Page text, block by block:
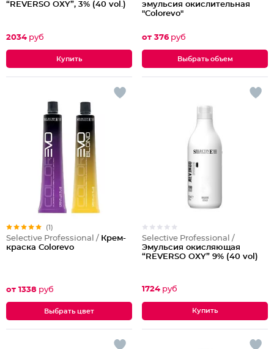
“REVERSO OXY”, 3% (40 vol.)
2034 руб
эмульсия окислительная
"Colorevo"
от 376 руб
Выбрать объем
(1)
Selective Professional / Крем-
краска Colorevo
от 1338 руб
Выбрать цвет
Selective Professional /
Эмульсия окисляющая
“REVERSO OXY” 9% (40 vol)
1724 руб